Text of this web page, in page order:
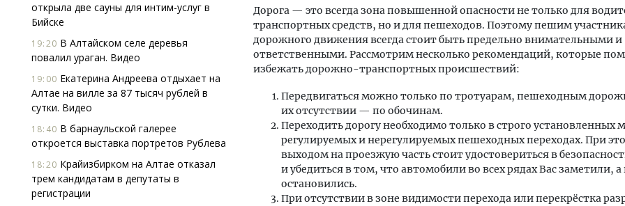
открыла две сауны для интим-услуг в
Бийске
19:20 В Алтайском селе деревья
повалил ураган. Видео
19:00 Екатерина Андреева отдыхает на
Алтае на вилле за 87 тысяч рублей в
сутки. Видео
18:40 В барнаульской галерее
откроется выставка портретов Рублева
18:20 Крайизбирком на Алтае отказал
трем кандидатам в депутаты в
регистрации
Дорога — это всегда зона повышенной опасности не только для
транспортных средств, но и для пешеходов. Поэтому пешим
дорожного движения всегда стоит быть предельно внимательными и
ответственными. Рассмотрим несколько рекомендаций, которые
избежать дорожно-транспортных происшествий:
Передвигаться можно только по тротуарам, пешеходным
их отсутствии — по обочинам.
Переходить дорогу необходимо только в строго установленных
регулируемых и нерегулируемых пешеходных переходах. При
выходом на проезжую часть стоит удостовериться в
и убедиться в том, что автомобили во всех рядах Вас заметили, а
остановились.
При отсутствии в зоне видимости перехода или перекрёстка